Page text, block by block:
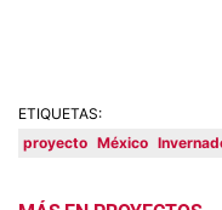
ETIQUETAS:
proyecto México